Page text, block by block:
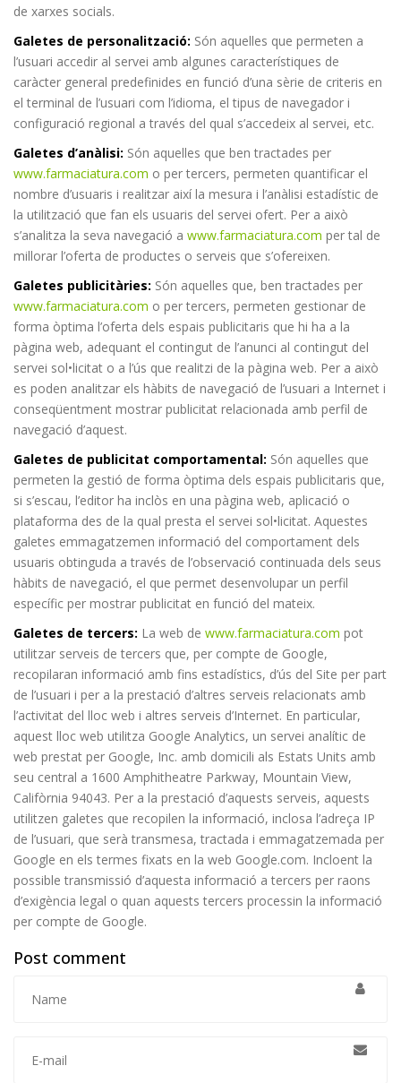
de xarxes socials.
Galetes de personalització: Són aquelles que permeten a
l’usuari accedir al servei amb algunes característiques de
caràcter general predefinides en funció d’una sèrie de criteris en
el terminal de l’usuari com l’idioma, el tipus de navegador i
configuració regional a través del qual s’accedeix al servei, etc.
Galetes d’anàlisi: Són aquelles que ben tractades per
www.farmaciatura.com o per tercers, permeten quantificar el
nombre d’usuaris i realitzar així la mesura i l’anàlisi estadístic de
la utilització que fan els usuaris del servei ofert. Per a això
s’analitza la seva navegació a www.farmaciatura.com per tal de
millorar l’oferta de productes o serveis que s’ofereixen.
Galetes publicitàries: Són aquelles que, ben tractades per
www.farmaciatura.com o per tercers, permeten gestionar de
forma òptima l’oferta dels espais publicitaris que hi ha a la
pàgina web, adequant el contingut de l’anunci al contingut del
servei sol•licitat o a l’ús que realitzi de la pàgina web. Per a això
es poden analitzar els hàbits de navegació de l’usuari a Internet i
conseqüentment mostrar publicitat relacionada amb perfil de
navegació d’aquest.
Galetes de publicitat comportamental: Són aquelles que
permeten la gestió de forma òptima dels espais publicitaris que,
si s’escau, l’editor ha inclòs en una pàgina web, aplicació o
plataforma des de la qual presta el servei sol•licitat. Aquestes
galetes emmagatzemen informació del comportament dels
usuaris obtinguda a través de l’observació continuada dels seus
hàbits de navegació, el que permet desenvolupar un perfil
específic per mostrar publicitat en funció del mateix.
Galetes de tercers: La web de www.farmaciatura.com pot
utilitzar serveis de tercers que, per compte de Google,
recopilaran informació amb fins estadístics, d’ús del Site per part
de l’usuari i per a la prestació d’altres serveis relacionats amb
l’activitat del lloc web i altres serveis d’Internet. En particular,
aquest lloc web utilitza Google Analytics, un servei analític de
web prestat per Google, Inc. amb domicili als Estats Units amb
seu central a 1600 Amphitheatre Parkway, Mountain View,
Califòrnia 94043. Per a la prestació d’aquests serveis, aquests
utilitzen galetes que recopilen la informació, inclosa l’adreça IP
de l’usuari, que serà transmesa, tractada i emmagatzemada per
Google en els termes fixats en la web Google.com. Incloent la
possible transmissió d’aquesta informació a tercers per raons
d’exigència legal o quan aquests tercers processin la informació
per compte de Google.
Post comment